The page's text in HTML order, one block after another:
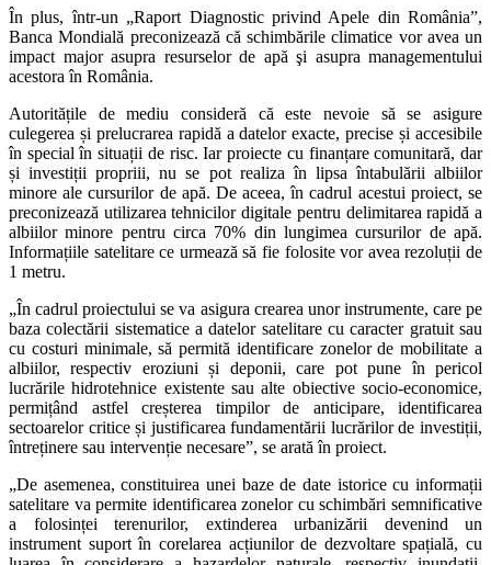
În plus, într-un „Raport Diagnostic privind Apele din România”,
Banca Mondială preconizează că schimbările climatice vor avea un
impact major asupra resurselor de apă şi asupra managementului
acestora în România.
Autoritățile de mediu consideră că este nevoie să se asigure
culegerea și prelucrarea rapidă a datelor exacte, precise și accesibile
în special în situații de risc. Iar proiecte cu finanțare comunitară, dar
și investiții propriii, nu se pot realiza în lipsa întabulării albiilor
minore ale cursurilor de apă. De aceea, în cadrul acestui proiect, se
preconizează utilizarea tehnicilor digitale pentru delimitarea rapidă a
albiilor minore pentru circa 70% din lungimea cursurilor de apă.
Informațiile satelitare ce urmează să fie folosite vor avea rezoluții de
1 metru.
„În cadrul proiectului se va asigura crearea unor instrumente, care pe
baza colectării sistematice a datelor satelitare cu caracter gratuit sau
cu costuri minimale, să permită identificare zonelor de mobilitate a
albiilor, respectiv eroziuni și deponii, care pot pune în pericol
lucrările hidrotehnice existente sau alte obiective socio-economice,
permițând astfel creșterea timpilor de anticipare, identificarea
sectoarelor critice și justificarea fundamentării lucrărilor de investiții,
întreținere sau intervenție necesare”, se arată în proiect.
„De asemenea, constituirea unei baze de date istorice cu informații
satelitare va permite identificarea zonelor cu schimbări semnificative
a folosinței terenurilor, extinderea urbanizării devenind un
instrument suport în corelarea acțiunilor de dezvoltare spațială, cu